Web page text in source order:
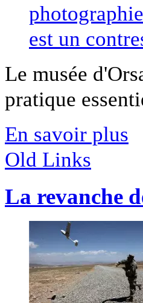
Le musée
pratique
En savoir plus
Old Links
La revanche